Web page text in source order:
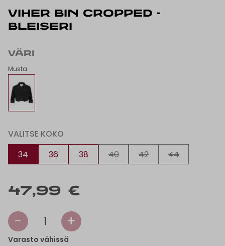
VIHER BIN CROPPED -
BLEISERI
VÄRI
Musta
VALITSE KOKO
34
36 38 40 42 44
47,99 €
- 1 +
Varasto vähissä